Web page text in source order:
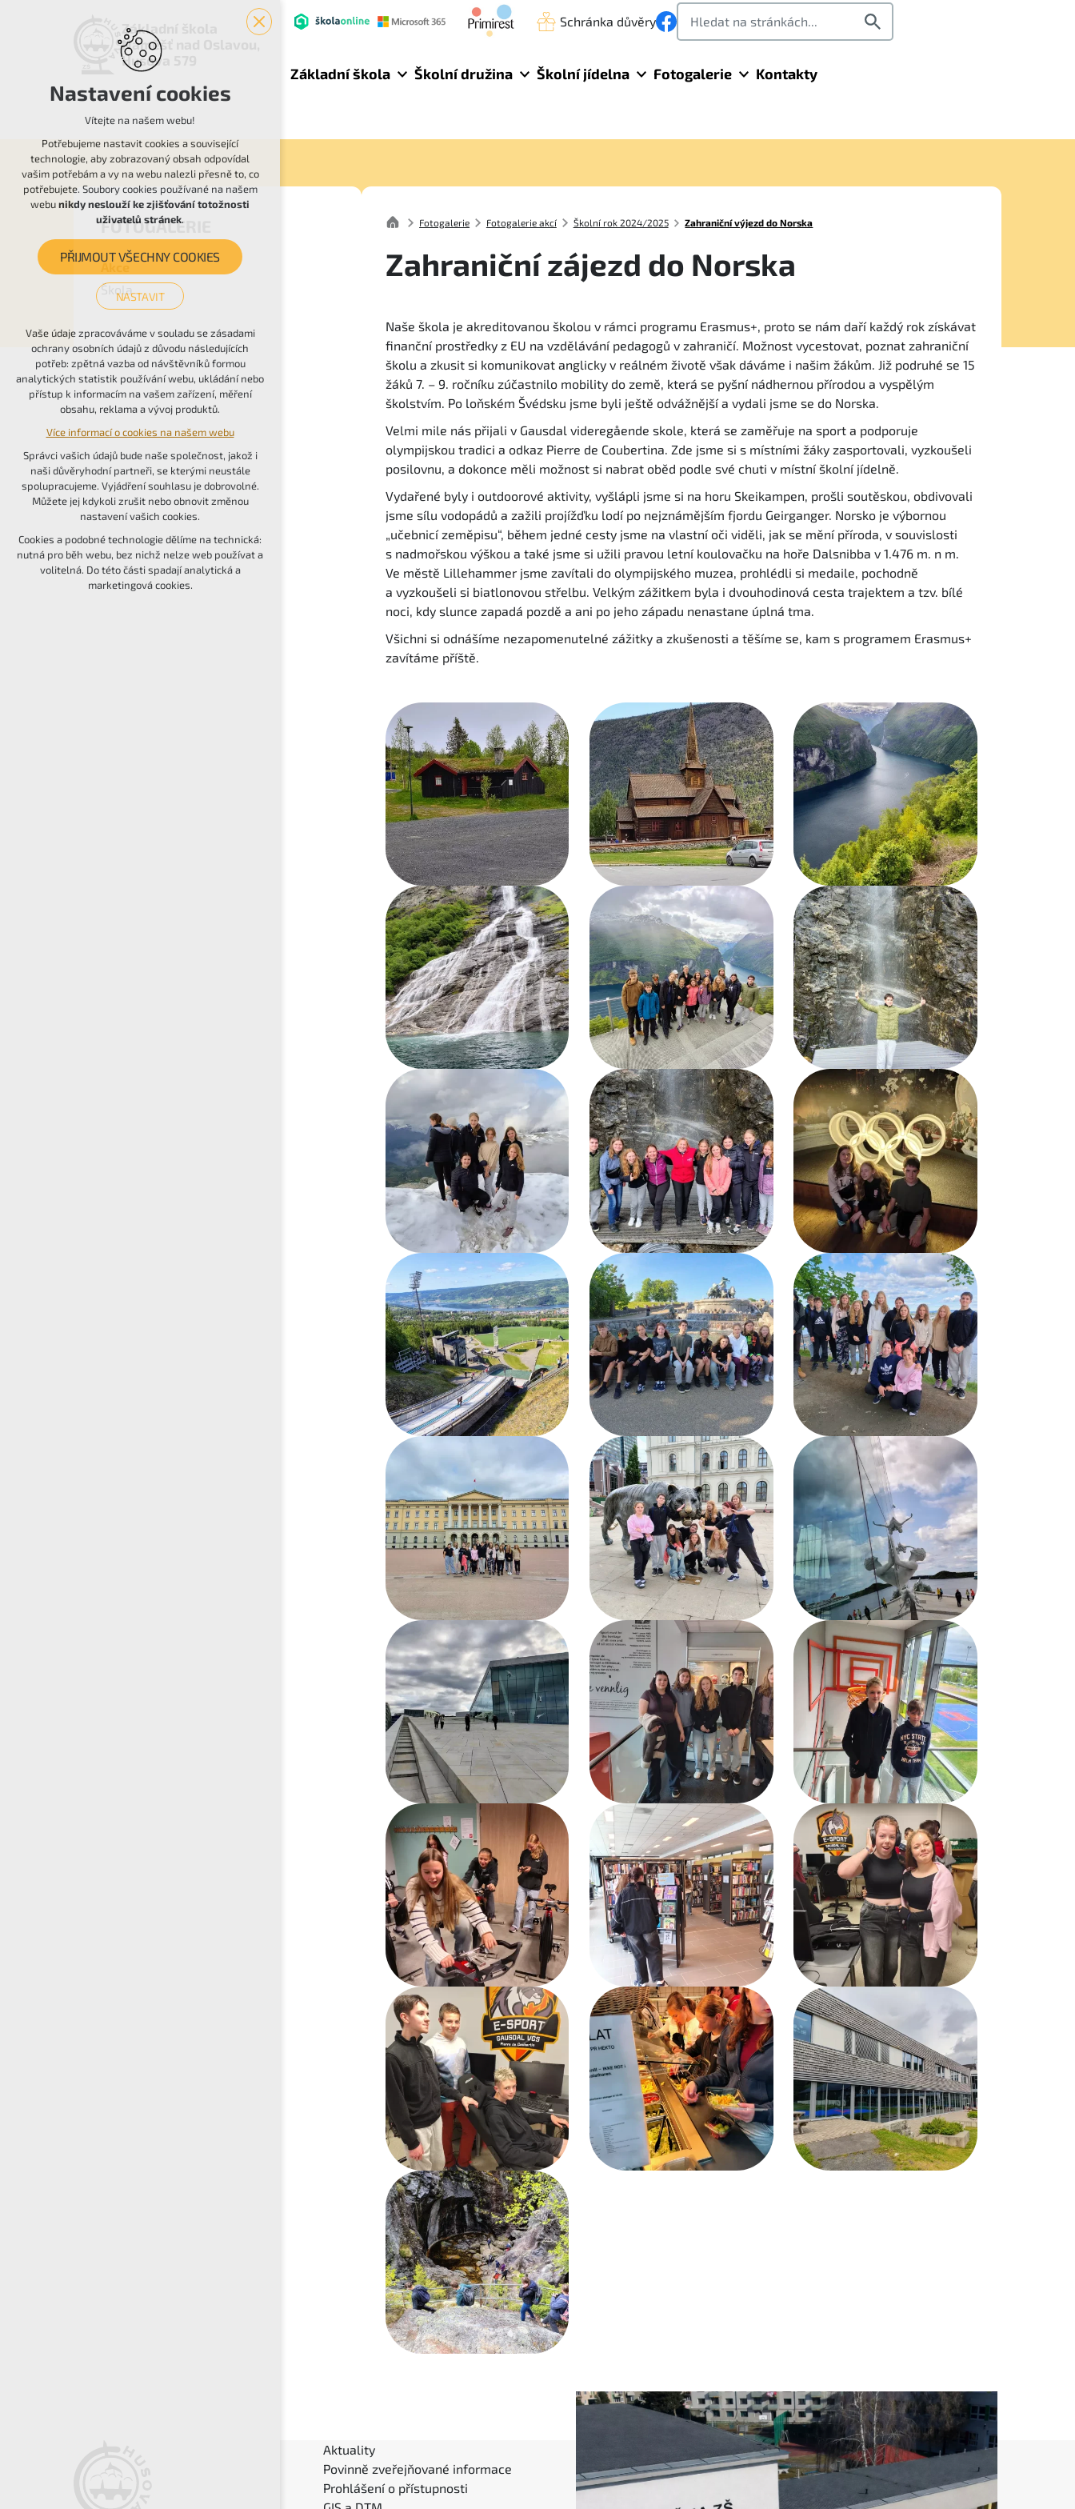
Základní škola
Náměšť nad Oslavou,
Husova 579
Schránka důvěry
Základní škola Školní družina Školní jídelna Fotogalerie Kontakty
Fotogalerie Fotogalerie akcí Školní rok 2024/2025 Zahraniční výjezd do Norska
Zahraniční zájezd do Norska
Naše škola je akreditovanou školou v rámci programu Erasmus+, proto se nám daří každý rok získávat
finanční prostředky z EU na vzdělávání pedagogů v zahraničí. Možnost vycestovat, poznat zahraniční
školu a zkusit si komunikovat anglicky v reálném životě však dáváme i našim žákům. Již podruhé se 15
žáků 7. – 9. ročníku zúčastnilo mobility do země, která se pyšní nádhernou přírodou a vyspělým
školstvím. Po loňském Švédsku jsme byli ještě odvážnější a vydali jsme se do Norska.
Velmi mile nás přijali v Gausdal videregående skole, která se zaměřuje na sport a podporuje
olympijskou tradici a odkaz Pierre de Coubertina. Zde jsme si s místními žáky zasportovali, vyzkoušeli
posilovnu, a dokonce měli možnost si nabrat oběd podle své chuti v místní školní jídelně.
Vydařené byly i outdoorové aktivity, vyšlápli jsme si na horu Skeikampen, prošli soutěskou, obdivovali
jsme sílu vodopádů a zažili projížďku lodí po nejznámějším fjordu Geirganger. Norsko je výbornou
„učebnicí zeměpisu“, během jedné cesty jsme na vlastní oči viděli, jak se mění příroda, v souvislosti
s nadmořskou výškou a také jsme si užili pravou letní koulovačku na hoře Dalsnibba v 1.476 m. n m.
Ve městě Lillehammer jsme zavítali do olympijského muzea, prohlédli si medaile, pochodně
a vyzkoušeli si biatlonovou střelbu. Velkým zážitkem byla i dvouhodinová cesta trajektem a tzv. bílé
noci, kdy slunce zapadá pozdě a ani po jeho západu nenastane úplná tma.
Všichni si odnášíme nezapomenutelné zážitky a zkušenosti a těšíme se, kam s programem Erasmus+
zavítáme příště.
FOTOGALERIE
Akce
Škola
Aktuality
Povinně zveřejňované informace
Prohlášení o přístupnosti
Nastavení cookies
Vítejte na našem webu!
Potřebujeme nastavit cookies a související
technologie, aby zobrazovaný obsah odpovídal
vašim potřebám a vy na webu nalezli přesně to, co
potřebujete. Soubory cookies používané na našem
webunikdy neslouží ke zjišťování totožnosti
uživatelů stránek.
PŘIJMOUT VŠECHNY COOKIES
NASTAVIT
Technická cookies
nutná pro provozování webu
udržení kontextu stránek (session): případná
přihlášení, volby jazyka, apod.
Volitelná cookies
analytická pro anonymizované vyhodnocení
návštěvnosti
marketingová cookies (Google, Seznam,
Facebook)
Více informací o cookies na našem webu
PŘIJMOUT VŠECHNY COOKIES
ODMÍTNOUT VOLITELNÁ
Vaše údaje zpracováváme v souladu se zásadami
ochrany osobních údajů z důvodu následujících
potřeb: zpětná vazba od návštěvníků formou
analytických statistik používání webu, ukládání nebo
přístup k informacím na vašem zařízení, měření
obsahu, reklama a vývoj produktů.
Více informací o cookies na našem webu
Správci vašich údajů bude naše společnost, jakož i
naši důvěryhodní partneři, se kterými neustále
spolupracujeme. Vyjádření souhlasu je dobrovolné.
Můžete jej kdykoli zrušit nebo obnovit změnou
nastavení vašich cookies.
Cookies a podobné technologie dělíme na technická:
nutná pro běh webu, bez nichž nelze web používat a
volitelná. Do této části spadají analytická a
marketingová cookies.